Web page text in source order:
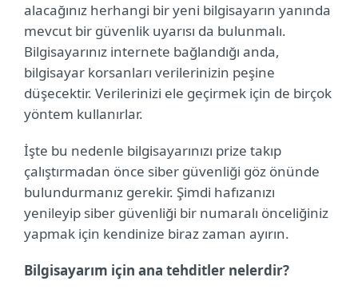
alacağınız herhangi bir yeni bilgisayarın yanında
mevcut bir güvenlik uyarısı da bulunmalı.
Bilgisayarınız internete bağlandığı anda,
bilgisayar korsanları verilerinizin peşine
düşecektir. Verilerinizi ele geçirmek için de birçok
yöntem kullanırlar.
İşte bu nedenle bilgisayarınızı prize takıp
çalıştırmadan önce siber güvenliği göz önünde
bulundurmanız gerekir. Şimdi hafızanızı
yenileyip siber güvenliği bir numaralı önceliğiniz
yapmak için kendinize biraz zaman ayırın.
Bilgisayarım için ana tehditler nelerdir?